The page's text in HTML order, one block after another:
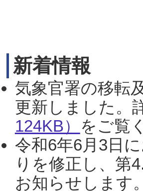
新着情報
気象官署の移転
更新しました。
124KB） をご覧
令和6年6月3日
りを修正し、第
お知らせします